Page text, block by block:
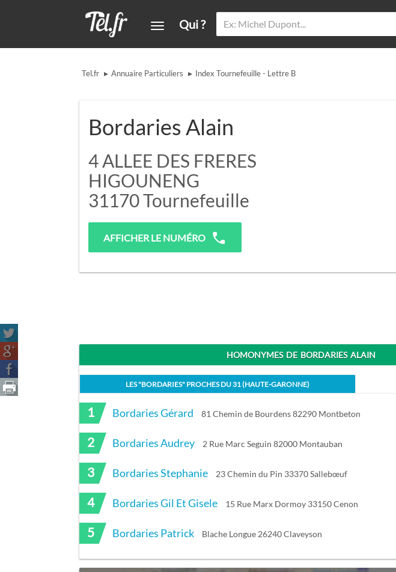
Qui ?
Tel.fr ▸ Annuaire Particuliers ▸ Index Tournefeuille - Lettre B
Bordaries Alain
4 ALLEE DES FRERES
HIGOUNENG
31170Tournefeuille
AFFICHER LE NUMÉRO
HOMONYMES DE BORDARIES ALAIN
LES "BORDARIES" PROCHES DU31 (HAUTE-GARONNE)
1 Bordaries Gérard 81 Chemin de Bourdens 82290 Montbeton
2 Bordaries Audrey 2 Rue Marc Seguin 82000 Montauban
3 Bordaries Stephanie 23 Chemin du Pin 33370 Sallebœuf
4 Bordaries Gil Et Gisele 15 Rue Marx Dormoy 33150 Cenon
5 Bordaries Patrick Blache Longue 26240 Claveyson